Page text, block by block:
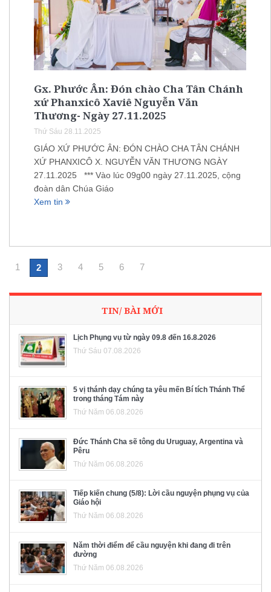
Gx. Phước Ân: Đón chào Cha Tân Chánh
xứ Phanxicô Xaviê Nguyễn Văn
Thương- Ngày 27.11.2025
Thứ Sáu 28.11.2025
GIÁO XỨ PHƯỚC ÂN: ĐÓN CHÀO CHA TÂN CHÁNH
XỨ PHANXICÔ X. NGUYỄN VĂN THƯƠNG NGÀY
27.11.2025 *** Vào lúc 09g00 ngày 27.11.2025, cộng
đoàn dân Chúa Giáo
Xem tin
1 2 3 4 5 6 7
TIN/ BÀI MỚI
Lịch Phụng vụ từ ngày 09.8 đến 16.8.2026
Thứ Sáu 07.08.2026
5 vị thánh dạy chúng ta yêu mến Bí tích Thánh Thể
trong tháng Tám này
Thứ Năm 06.08.2026
Đức Thánh Cha sẽ tông du Uruguay, Argentina và
Pêru
Thứ Năm 06.08.2026
Tiếp kiến chung (5/8): Lời cầu nguyện phụng vụ của
Giáo hội
Thứ Năm 06.08.2026
Năm thời điểm để cầu nguyện khi đang đi trên
đường
Thứ Năm 06.08.2026